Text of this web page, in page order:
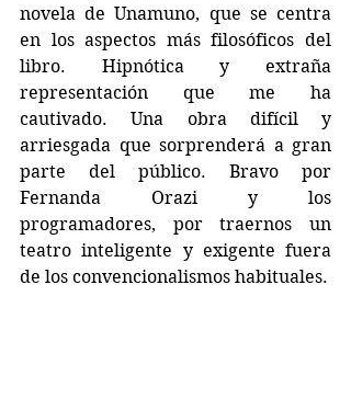
novela de Unamuno, que se centra
en los aspectos más filosóficos del
libro. Hipnótica y extraña
representación que me ha
cautivado. Una obra difícil y
arriesgada que sorprenderá a gran
parte del público. Bravo por
Fernanda Orazi y los
programadores, por traernos un
teatro inteligente y exigente fuera
de los convencionalismos habituales.